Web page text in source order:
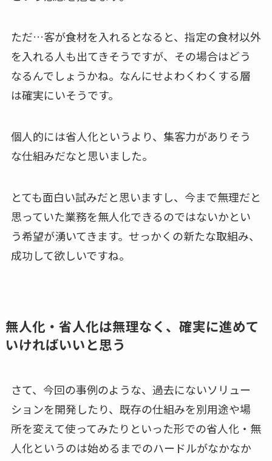
ただ…客が食材を入れるとなると、指定の食材以外
を入れる人も出てきそうですが、その場合はどう
なるんでしょうかね。なんにせよわくわくする層
は確実にいそうです。
個人的には省人化というより、集客力がありそう
な仕組みだなと思いました。
とても面白い試みだと思いますし、今まで無理だと
思っていた業務を無人化できるのではないかとい
う希望が湧いてきます。せっかくの新たな取組み、
成功して欲しいですね。
無人化・省人化は無理なく、確実に進めて
いければいいと思う
さて、今回の事例のような、過去にないソリュー
ションを開発したり、既存の仕組みを別用途や場
所を変えて使ってみたりといった形での省人化・無
人化というのは始めるまでのハードルがなかなか